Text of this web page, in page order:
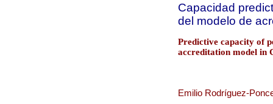
Capacidad
del modelo de
Predictive capacity of
accreditation model in
Emilio Rodríguez-